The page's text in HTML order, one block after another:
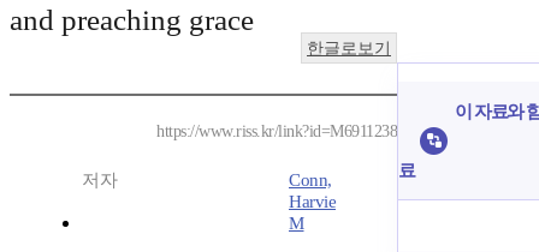
and preaching grace
한글로보기
https://www.riss.kr/link?id=M6911238
저자
Conn,
Harvie
M
이 자료와
료